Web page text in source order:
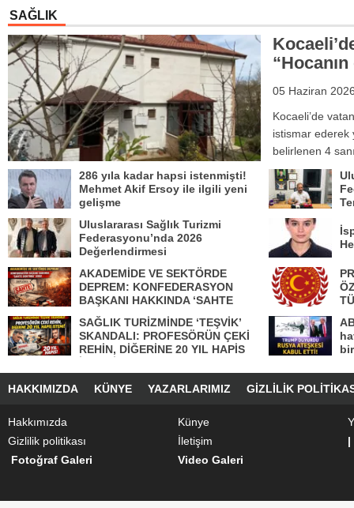
SAĞLIK
05 Haziran
Kocaeli’de
istismar ederek
belirlenen 4
286 yıla kadar hapsi istenmişti!
Mehmet Akif Ersoy ile ilgili yeni
gelişme
Uluslararası Sağlık Turizmi
Federasyonu’nda 2026
Değerlendirmesi
AKADEMİDE VE SEKTÖRDE
DEPREM: KONFEDERASYON
BAŞKANI HAKKINDA ‘SAHTE
DOKTORA’ ŞOKU!
SAĞLIK TURİZMİNDE ‘TEŞVİK’
SKANDALI: PROFESÖRÜN ÇEKİ
REHİN, DİĞERİNE 20 YIL HAPİS
HAKKIMIZDA KÜNYE YAZARLARIMIZ GIZLILIK
Hakkımızda Künye
Gizlilik politikası
İletişim
|
Fotoğraf Galeri
Video Galeri